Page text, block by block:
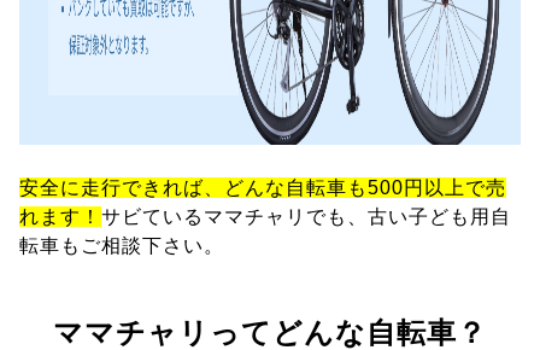
安全に走行できれば、どんな自転車も500円以上で売
れます！ サビているママチャリでも、古い子ども用自
転車もご相談下さい。
ママチャリってどんな自転車？